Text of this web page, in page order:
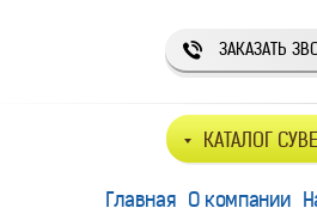
ЗАКАЗАТЬ
КАТАЛОГ
Главная О компании